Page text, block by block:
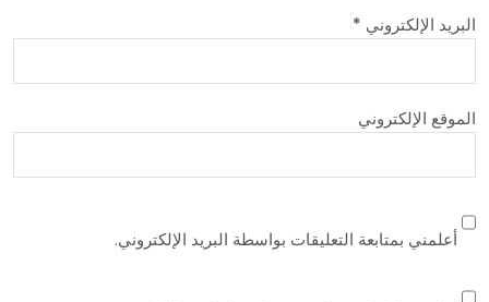
البريد الإلكتروني *
الموقع الإلكتروني
أعلمني بمتابعة التعليقات بواسطة البريد الإلكتروني.